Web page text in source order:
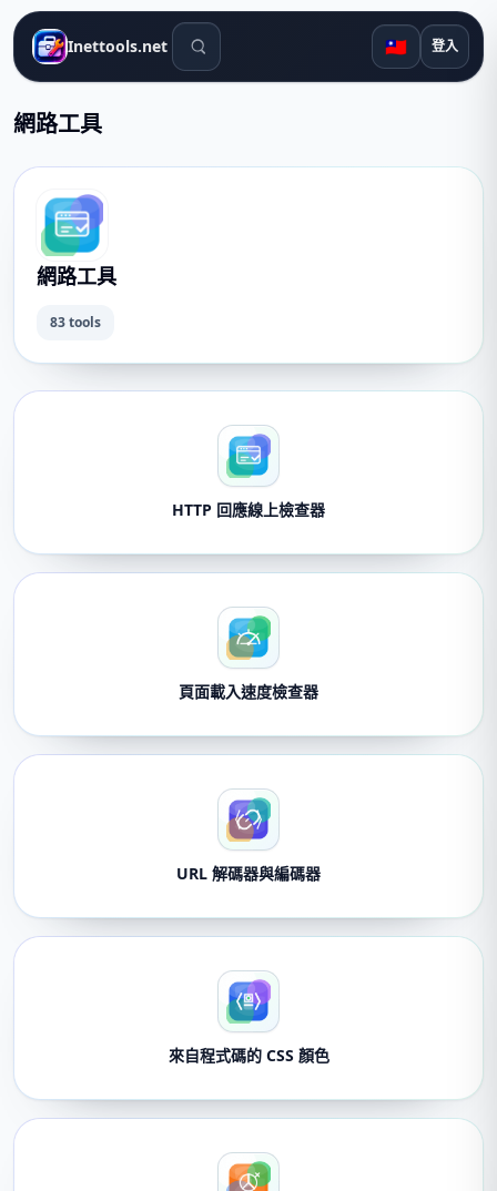
Inettools.net 搜尋工具 🇹🇼 登入
網路工具
網路工具
83 tools
HTTP 回應線上檢查器
頁面載入速度檢查器
URL 解碼器與編碼器
來自程式碼的 CSS 顏色